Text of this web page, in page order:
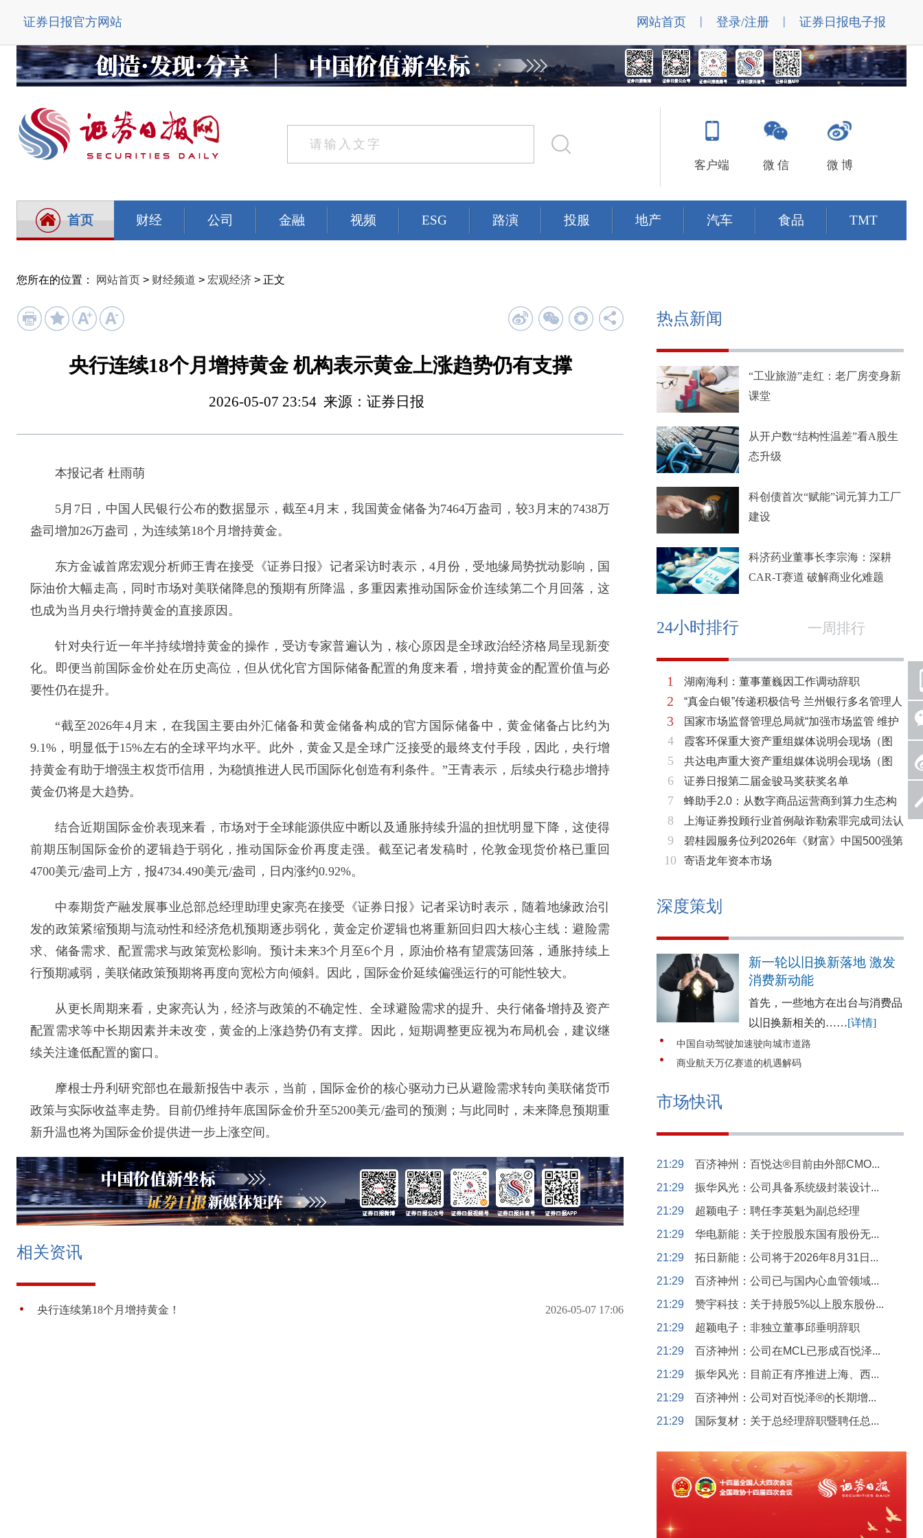
证券日报官方网站 网站首页 | 登录/注册 | 证券日报电子报
客户端 微 信 微 博
首页 财经 公司 金融 视频 ESG 路演 投服 地产 汽车 食品 TMT
您所在的位置： 网站首页 > 财经频道 > 宏观经济 > 正文
央行连续18个月增持黄金 机构表示黄金上涨趋势仍有支撑
2026-05-07 23:54 来源：证券日报
本报记者 杜雨萌
5月7日，中国人民银行公布的数据显示，截至4月末，我国黄金储备为7464万盎司，较3月末的7438万
盎司增加26万盎司，为连续第18个月增持黄金。
东方金诚首席宏观分析师王青在接受《证券日报》记者采访时表示，4月份，受地缘局势扰动影响，国
际油价大幅走高，同时市场对美联储降息的预期有所降温，多重因素推动国际金价连续第二个月回落，这
也成为当月央行增持黄金的直接原因。
针对央行近一年半持续增持黄金的操作，受访专家普遍认为，核心原因是全球政治经济格局呈现新变
化。即便当前国际金价处在历史高位，但从优化官方国际储备配置的角度来看，增持黄金的配置价值与必
要性仍在提升。
“截至2026年4月末，在我国主要由外汇储备和黄金储备构成的官方国际储备中，黄金储备占比约为
9.1%，明显低于15%左右的全球平均水平。此外，黄金又是全球广泛接受的最终支付手段，因此，央行增
持黄金有助于增强主权货币信用，为稳慎推进人民币国际化创造有利条件。”王青表示，后续央行稳步增持
黄金仍将是大趋势。
结合近期国际金价表现来看，市场对于全球能源供应中断以及通胀持续升温的担忧明显下降，这使得
前期压制国际金价的逻辑趋于弱化，推动国际金价再度走强。截至记者发稿时，伦敦金现货价格已重回
4700美元/盎司上方，报4734.490美元/盎司，日内涨约0.92%。
中泰期货产融发展事业总部总经理助理史家亮在接受《证券日报》记者采访时表示，随着地缘政治引
发的政策紧缩预期与流动性和经济危机预期逐步弱化，黄金定价逻辑也将重新回归四大核心主线：避险需
求、储备需求、配置需求与政策宽松影响。预计未来3个月至6个月，原油价格有望震荡回落，通胀持续上
行预期减弱，美联储政策预期将再度向宽松方向倾斜。因此，国际金价延续偏强运行的可能性较大。
从更长周期来看，史家亮认为，经济与政策的不确定性、全球避险需求的提升、央行储备增持及资产
配置需求等中长期因素并未改变，黄金的上涨趋势仍有支撑。因此，短期调整更应视为布局机会，建议继
续关注逢低配置的窗口。
摩根士丹利研究部也在最新报告中表示，当前，国际金价的核心驱动力已从避险需求转向美联储货币
政策与实际收益率走势。目前仍维持年底国际金价升至5200美元/盎司的预测；与此同时，未来降息预期重
新升温也将为国际金价提供进一步上涨空间。
相关资讯
央行连续第18个月增持黄金！ 2026-05-07 17:06
热点新闻
“工业旅游”走红：老厂房变身新
课堂
从开户数“结构性温差”看A股生
态升级
科创债首次“赋能”词元算力工厂
建设
科济药业董事长李宗海：深耕
CAR-T赛道 破解商业化难题
24小时排行 一周排行
1
2
3
4
5
6
7
8
9
10
湖南海利：董事董巍因工作调动辞职
“真金白银”传递积极信号 兰州银行多名管理人
员拟增持公司股份不低于600万元
国家市场监督管理总局就“加强市场监管 维护
市场秩序”答记者问
霞客环保重大资产重组媒体说明会现场（图
片）
共达电声重大资产重组媒体说明会现场（图
片）
证券日报第二届金骏马奖获奖名单
蜂助手2.0：从数字商品运营商到算力生态构
建者的跃迁
上海证券投顾行业首例敲诈勒索罪完成司法认
定 司法机关重拳打击“职业索赔人”
碧桂园服务位列2026年《财富》中国500强第
321位 排名稳步上升彰显发展韧性
寄语龙年资本市场
深度策划
新一轮以旧换新落地 激发
消费新动能
首先，一些地方在出台与消费品
以旧换新相关的……[详情]
中国自动驾驶加速驶向城市道路
商业航天万亿赛道的机遇解码
市场快讯
21:29
百济神州：百悦达®目前由外部CMO...
21:29
振华风光：公司具备系统级封装设计...
21:29
超颖电子：聘任李英魁为副总经理
21:29
华电新能：关于控股股东国有股份无...
21:29
拓日新能：公司将于2026年8月31日...
21:29
百济神州：公司已与国内心血管领域...
21:29
赞宇科技：关于持股5%以上股东股份...
21:29
超颖电子：非独立董事邱垂明辞职
21:29
百济神州：公司在MCL已形成百悦泽...
21:29
振华风光：目前正有序推进上海、西...
21:29
百济神州：公司对百悦泽®的长期增...
21:29
国际复材：关于总经理辞职暨聘任总...